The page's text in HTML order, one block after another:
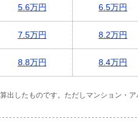
5.6万円 6.5万円
7.5万円 8.2万円
8.8万円 8.4万円
したものです。ただしマンション・